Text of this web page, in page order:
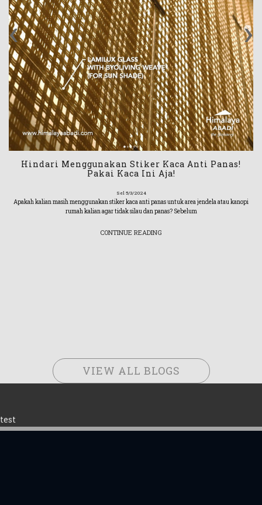
Hindari Menggunakan Stiker Kaca Anti Panas!
Pakai Kaca Ini Aja!
Sel 5/3/2024
Apakah kalian masih menggunakan stiker kaca anti panas untuk area jendela atau kanopi
rumah kalian agar tidak silau dan panas? Sebelum
CONTINUE READING
‹ ›
VIEW ALL BLOGS
test